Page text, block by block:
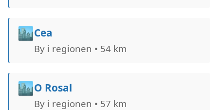
🏙️Cea
By i regionen • 54 km
🏙️O Rosal
By i regionen • 57 km